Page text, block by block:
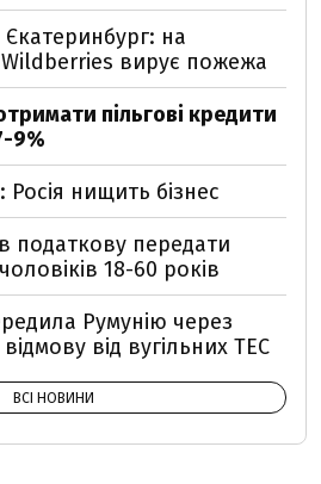
на
Wildberries вирує пожежа
пільгові кредити
9%
нищить бізнес
податкову передати
18-60 років
Румунію через
від вугільних ТЕС
ВСІ НОВИНИ